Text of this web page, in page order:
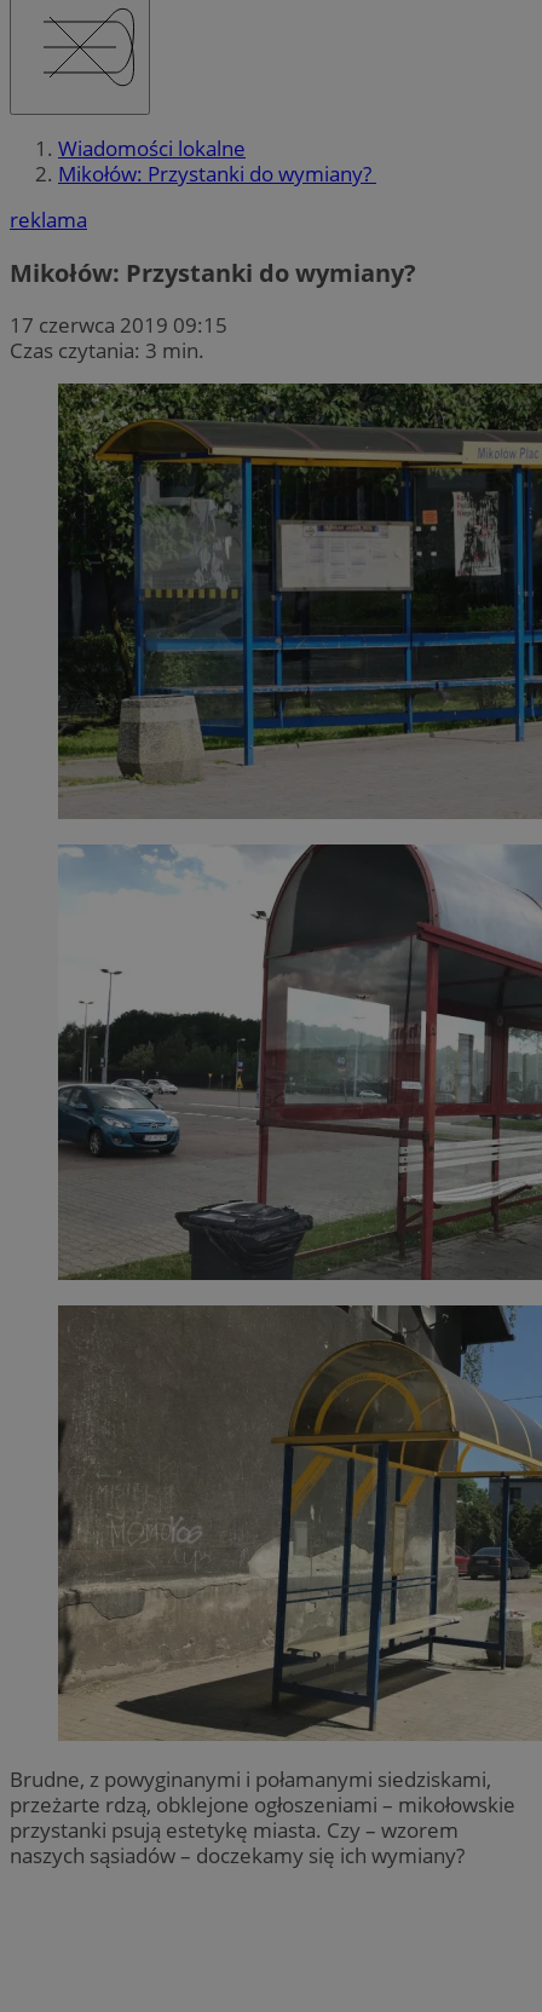
Wiadomości lokalne
Mikołów: Przystanki do wymiany?
reklama
Mikołów: Przystanki do wymiany?
17 czerwca 2019 09:15
Czas czytania: 3 min.
Brudne, z powyginanymi i połamanymi siedziskami,
przeżarte rdzą, obklejone ogłoszeniami – mikołowskie
przystanki psują estetykę miasta. Czy – wzorem
naszych sąsiadów – doczekamy się ich wymiany?